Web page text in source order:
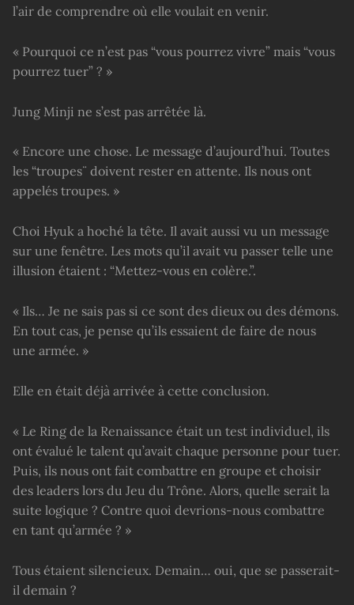
l’air de comprendre où elle voulait en venir.
« Pourquoi ce n’est pas “vous pourrez vivre” mais “vous
pourrez tuer” ? »
Jung Minji ne s’est pas arrêtée là.
« Encore une chose. Le message d’aujourd’hui. Toutes
les “troupes¨ doivent rester en attente. Ils nous ont
appelés troupes. »
Choi Hyuk a hoché la tête. Il avait aussi vu un message
sur une fenêtre. Les mots qu’il avait vu passer telle une
illusion étaient : “Mettez-vous en colère.”.
« Ils… Je ne sais pas si ce sont des dieux ou des démons.
En tout cas, je pense qu’ils essaient de faire de nous
une armée. »
Elle en était déjà arrivée à cette conclusion.
« Le Ring de la Renaissance était un test individuel, ils
ont évalué le talent qu’avait chaque personne pour tuer.
Puis, ils nous ont fait combattre en groupe et choisir
des leaders lors du Jeu du Trône. Alors, quelle serait la
suite logique ? Contre quoi devrions-nous combattre
en tant qu’armée ? »
Tous étaient silencieux. Demain… oui, que se passerait-
il demain ?